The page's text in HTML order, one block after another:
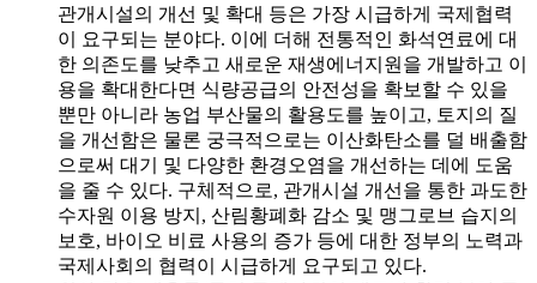
관개시설의 개선 및 확대 등은 가장 시급하게 국제협력
이 요구되는 분야다. 이에 더해 전통적인 화석연료에 대
한 의존도를 낮추고 새로운 재생에너지원을 개발하고 이
용을 확대한다면 식량공급의 안전성을 확보할 수 있을
뿐만 아니라 농업 부산물의 활용도를 높이고, 토지의 질
을 개선함은 물론 궁극적으로는 이산화탄소를 덜 배출함
으로써 대기 및 다양한 환경오염을 개선하는 데에 도움
을 줄 수 있다. 구체적으로, 관개시설 개선을 통한 과도한
수자원 이용 방지, 산림황폐화 감소 및 맹그로브 습지의
보호, 바이오 비료 사용의 증가 등에 대한 정부의 노력과
국제사회의 협력이 시급하게 요구되고 있다.